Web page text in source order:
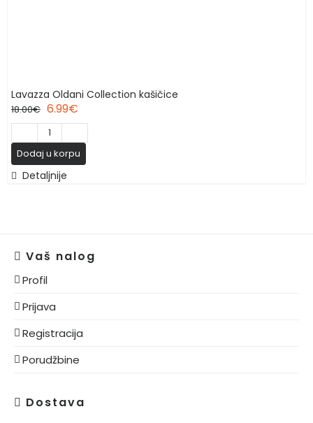
Lavazza Oldani Collection kašičice
18.00€ 6.99€
Lavazza
Oldani
Collection
Dodaj u korpu
Detaljnije
Vaš nalog
Profil
Prijava
Registracija
Porudžbine
Dostava